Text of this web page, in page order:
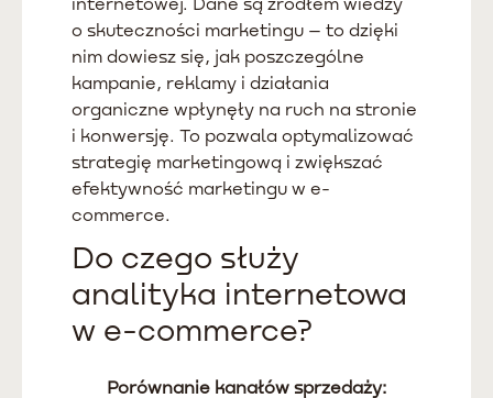
o skuteczności marketingu – to dzięki
nim dowiesz się, jak poszczególne
kampanie, reklamy i działania
organiczne wpłynęły na ruch na stronie
i konwersję. To pozwala optymalizować
strategię marketingową i zwiększać
efektywność marketingu w e-
commerce.
Do czego służy
analityka internetowa
w e-commerce?
Porównanie kanałów sprzedaży: